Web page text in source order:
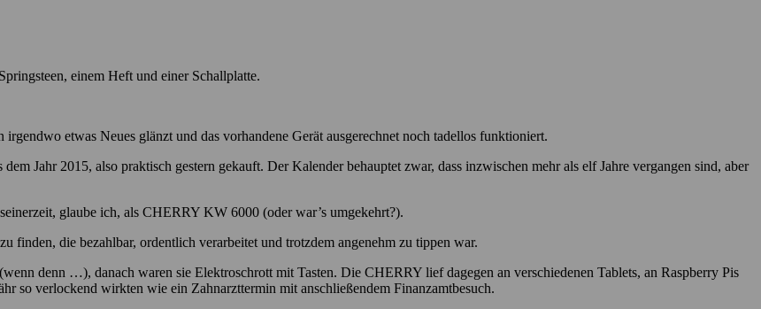
einem Heft und einer Schallplatte.
etwas Neues glänzt und das vorhandene Gerät ausgerechnet noch tadellos funktioniert.
Jahr 2015, also praktisch gestern gekauft. Der Kalender behauptet zwar, dass inzwischen mehr als elf Jahre vergangen sind, aber
glaube ich, als CHERRY KW 6000 (oder war’s umgekehrt?).
finden, die bezahlbar, ordentlich verarbeitet und trotzdem angenehm zu tippen war.
denn …), danach waren sie Elektroschrott mit Tasten. Die CHERRY lief dagegen an verschiedenen Tablets, an Raspberry Pis
so verlockend wirkten wie ein Zahnarzttermin mit anschließendem Finanzamtbesuch.